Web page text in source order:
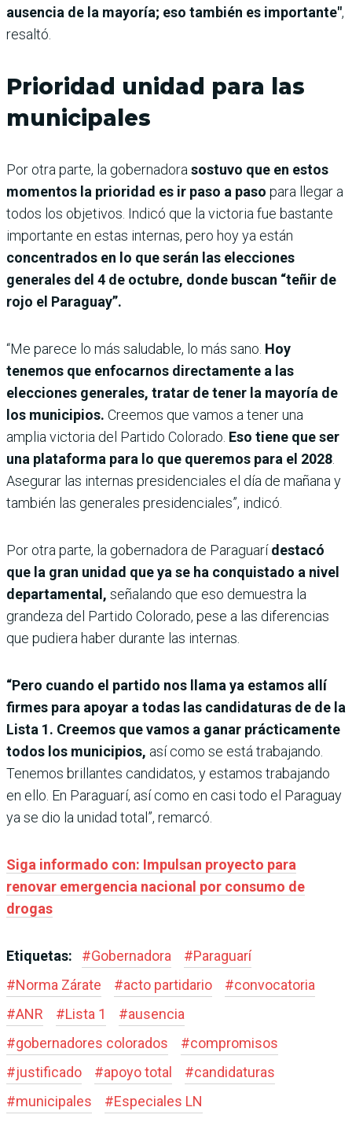
ausencia de la mayoría; eso también es importante",
resaltó.
Prioridad unidad para las
municipales
Por otra parte, la gobernadorasostuvo que en estos
momentos la prioridad es ir paso a paso para llegar a
todos los objetivos. Indicó que la victoria fue bastante
importante en estas internas, pero hoy ya están
concentrados en lo que serán las elecciones
generales del 4 de octubre, donde buscan “teñir de
rojo el Paraguay”.
“Me parece lo más saludable, lo más sano. Hoy
tenemos que enfocarnos directamente a las
elecciones generales, tratar de tener la mayoría de
los municipios. Creemos que vamos a tener una
amplia victoria del Partido Colorado. Eso tiene que ser
una plataforma para lo que queremos para el 2028.
Asegurar las internas presidenciales el día de mañana y
también las generales presidenciales”, indicó.
Por otra parte, la gobernadora de Paraguarídestacó
que la gran unidad que ya se ha conquistado a nivel
departamental, señalando que eso demuestra la
grandeza del Partido Colorado, pese a las diferencias
que pudiera haber durante las internas.
“Pero cuando el partido nos llama ya estamos allí
firmes para apoyar a todas las candidaturas de de la
Lista 1. Creemos que vamos a ganar prácticamente
todos los municipios, así como se está trabajando.
Tenemos brillantes candidatos, y estamos trabajando
en ello. En Paraguarí, así como en casi todo el Paraguay
ya se dio la unidad total”, remarcó.
Siga informado con: Impulsan proyecto para
renovar emergencia nacional por consumo de
drogas
Etiquetas: #Gobernadora #Paraguarí
#Norma Zárate #acto partidario #convocatoria
#ANR #Lista 1 #ausencia
#gobernadores colorados #compromisos
#justificado #apoyo total #candidaturas
#municipales #Especiales LN